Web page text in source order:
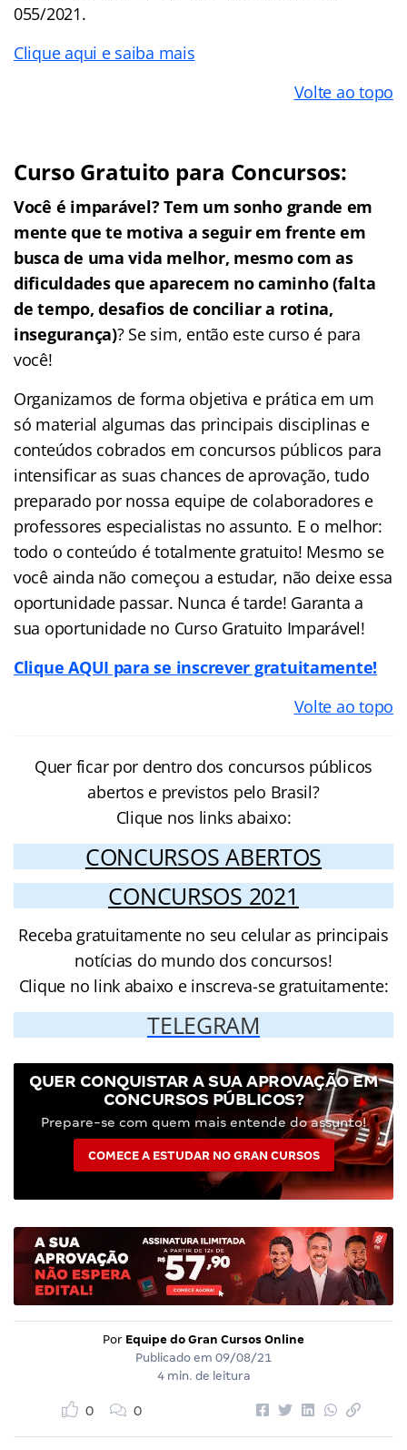
055/2021.
Clique aqui e saiba mais
Volte ao topo
Curso Gratuito para Concursos:
Você é imparável? Tem um sonho grande em
mente que te motiva a seguir em frente em
busca de uma vida melhor, mesmo com as
dificuldades que aparecem no caminho (falta
de tempo, desafios de conciliar a rotina,
insegurança)? Se sim, então este curso é para
você!
Organizamos de forma objetiva e prática em um
só material algumas das principais disciplinas e
conteúdos cobrados em concursos públicos para
intensificar as suas chances de aprovação, tudo
preparado por nossa equipe de colaboradores e
professores especialistas no assunto. E o melhor:
todo o conteúdo é totalmente gratuito! Mesmo se
você ainda não começou a estudar, não deixe essa
oportunidade passar. Nunca é tarde! Garanta a
sua oportunidade no Curso Gratuito Imparável!
Clique AQUI para se inscrever gratuitamente!
Volte ao topo
Quer ficar por dentro dos concursos públicos
abertos e previstos pelo Brasil?
Clique nos links abaixo:
CONCURSOS ABERTOS
CONCURSOS 2021
Receba gratuitamente no seu celular as principais
notícias do mundo dos concursos!
Clique no link abaixo e inscreva-se gratuitamente:
TELEGRAM
QUER CONQUISTAR A SUA APROVAÇÃO EM
CONCURSOS PÚBLICOS?
Prepare-se com quem mais entende do assunto!
COMECE A ESTUDAR NO GRAN CURSOS
Por Equipe do Gran Cursos Online
Publicado em 09/08/21
4 min. de leitura
0 0